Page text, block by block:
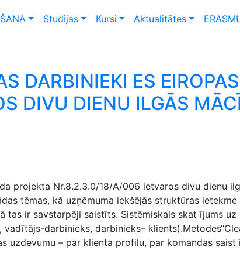
Studijas Kursi Aktualitātes
DARBINIEKI ES
DIVU DIENU ILGĀS
projekta Nr.8.2.3.0/18/A/006 ietvaros divu dienu
tēmas, kā uzņēmuma iekšējās struktūras
tas ir savstarpēji saistīts. Sistēmiskais skat ījums
darbinieks, darbinieks–
– par klienta profilu, par komandas